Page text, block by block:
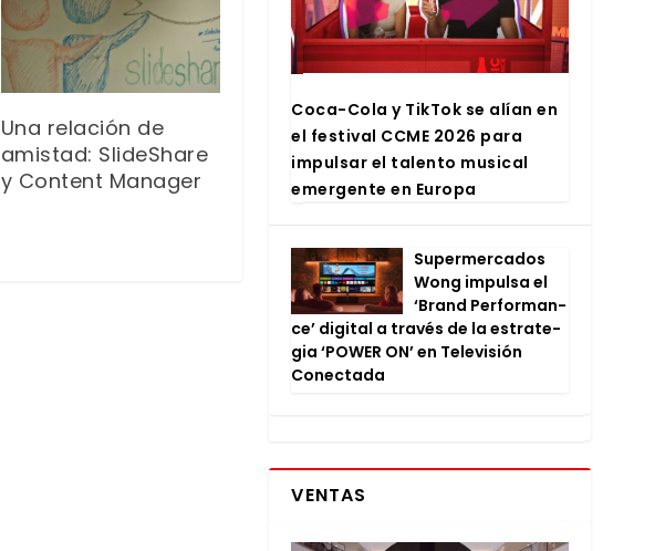
Una relación de
amistad: SlideShare
y Content Manager
Coca-Cola y Tik­Tok se alían en
el fes­ti­val CCME 2026 para
impul­sar el talen­to musi­cal
emer­gen­te en Euro­pa
Super­mer­ca­dos
Wong impul­sa el
‘Brand Per­for­man­
ce’ digi­tal a tra­vés de la estra­te­
gia ‘POWER ON’ en Tele­vi­sión
Conec­ta­da
VENTAS